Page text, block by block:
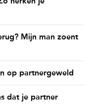
Mijn man zoent
op partnergeweld
dat je partner